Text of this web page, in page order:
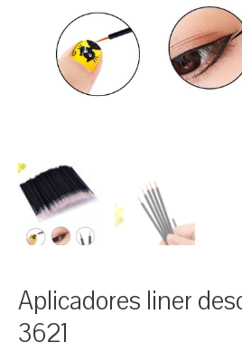
Aplicadores liner
3621